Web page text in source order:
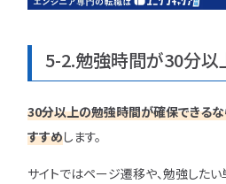
5-2.勉強時間が30分以
30分以上の勉強時間が確保できるな
すすめします。
サイトではページ遷移や、勉強した